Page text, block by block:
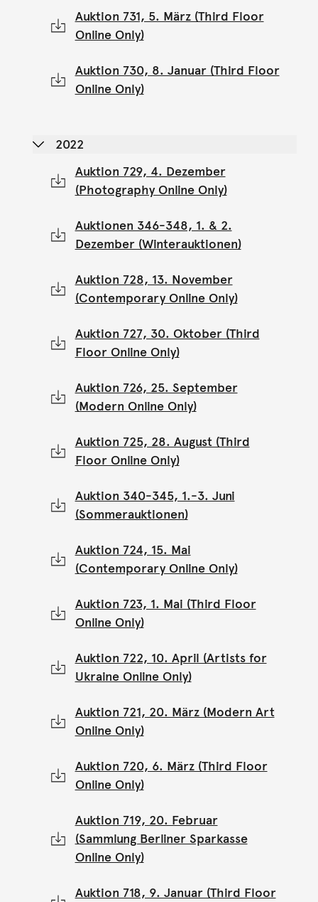
Auktion 731, 5. März (Third Floor
Online Only)
Auktion 730, 8. Januar (Third Floor
Online Only)
2022
Auktion 729, 4. Dezember
(Photography Online Only)
Auktionen 346-348, 1. & 2.
Dezember (Winterauktionen)
Auktion 728, 13. November
(Contemporary Online Only)
Auktion 727, 30. Oktober (Third
Floor Online Only)
Auktion 726, 25. September
(Modern Online Only)
Auktion 725, 28. August (Third
Floor Online Only)
Auktion 340-345, 1.-3. Juni
(Sommerauktionen)
Auktion 724, 15. Mai
(Contemporary Online Only)
Auktion 723, 1. Mai (Third Floor
Online Only)
Auktion 722, 10. April (Artists for
Ukraine Online Only)
Auktion 721, 20. März (Modern Art
Online Only)
Auktion 720, 6. März (Third Floor
Online Only)
Auktion 719, 20. Februar
(Sammlung Berliner Sparkasse
Online Only)
Auktion 718, 9. Januar (Third Floor